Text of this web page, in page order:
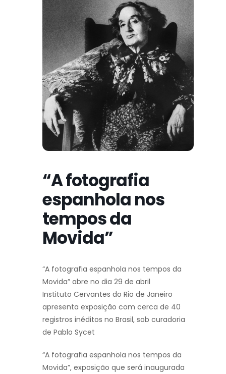
“A fotografia
espanhola nos
tempos da
Movida”
“A fotografia espanhola nos tempos da
Movida” abre no dia 29 de abril
Instituto Cervantes do Rio de Janeiro
apresenta exposição com cerca de 40
registros inéditos no Brasil, sob curadoria
de Pablo Sycet
“A fotografia espanhola nos tempos da
Movida”, exposição que será inaugurada